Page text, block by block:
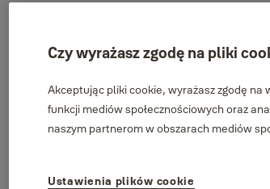
Czy wyrażasz zgodę na pliki
Akceptując pliki cookie, wyrażasz zgodę
funkcji mediów społecznościowych oraz
naszym partnerom w obszarach mediów
Ustawienia plików cookie